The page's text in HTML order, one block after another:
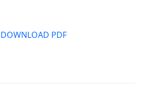
DOWNLOAD PDF